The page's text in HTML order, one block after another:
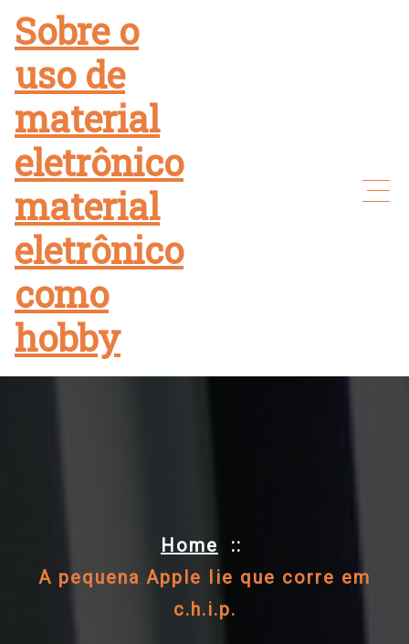
content
Sobre o
uso de
material
eletrônico
material
eletrônico
como
hobby
Home ::
A pequena Apple Iie que corre em
c.h.i.p.